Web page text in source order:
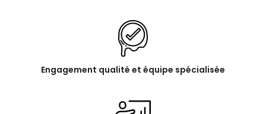
Engagement qualité et équipe spécialisée